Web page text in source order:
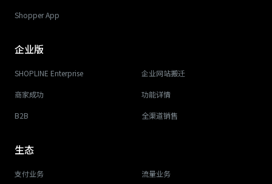
Shopper App
企业版
SHOPLINE Enterprise 企业网站搬迁
商家成功 功能详情
B2B 全渠道销售
生态
支付业务 流量业务